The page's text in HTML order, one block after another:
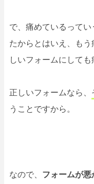
で、痛めているって
たからとはいえ、も
しいフォームにしても
正しいフォームなら、
うことですから。
なので、 フォームが